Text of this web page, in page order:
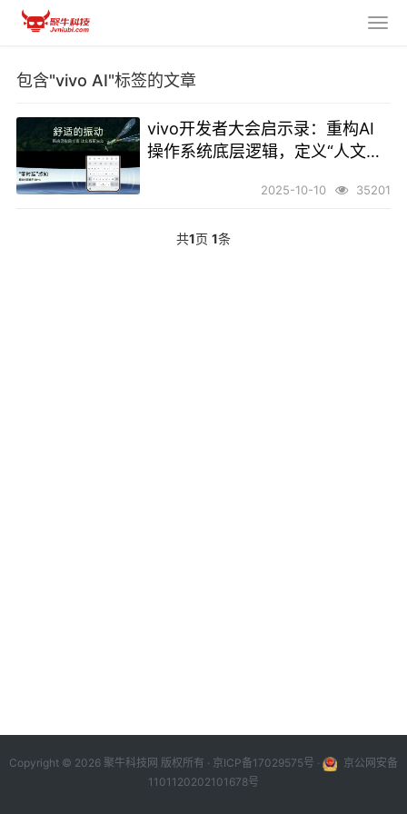
包含"vivo AI"标签的文章
vivo开发者大会启示录：重构AI
操作系统底层逻辑，定义“人文科
2025-10-10 35201
共1页 1条
Copyright © 2026 聚牛科技网 版权所有 · 京ICP备17029575号 ·
京公网安备
1101120202101678号